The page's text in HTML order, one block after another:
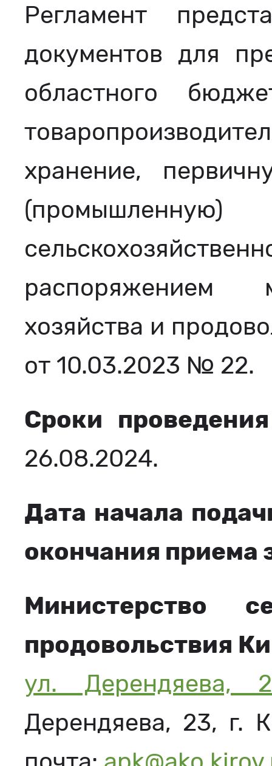
Регламент
документов для
областного
хранение,
распоряжением
хозяйства и
от 10.03.2023 № 22.
Сроки
26.08.2024.
Дата начала
окончания приема
Министерство
продовольствия
ул. Дерендяева,
Дерендяева, 23, г.